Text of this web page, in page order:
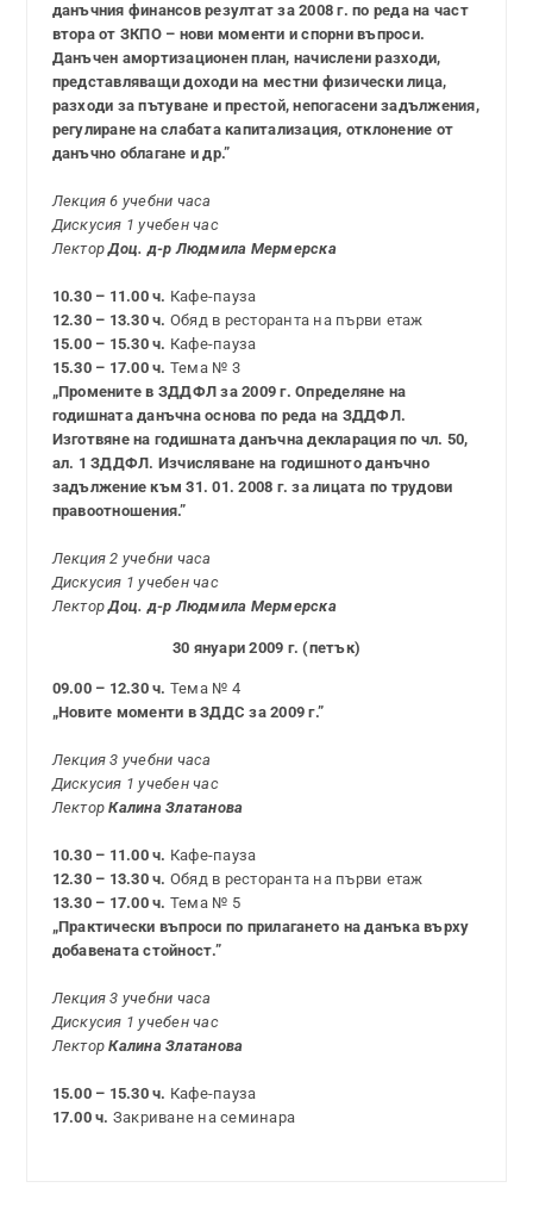
данъчния финансов резултат за 2008 г. по реда на част
втора от ЗКПО – нови моменти и спорни въпроси.
Данъчен амортизационен план, начислени разходи,
представляващи доходи на местни физически лица,
разходи за пътуване и престой, непогасени задължения,
регулиране на слабата капитализация, отклонение от
данъчно облагане и др.”
Лекция 6 учебни часа
Дискусия 1 учебен час
ЛекторДоц. д-р Людмила Мермерска
10.30 – 11.00 ч. Кафе-пауза
12.30 – 13.30 ч. Обяд в ресторанта на първи етаж
15.00 – 15.30 ч. Кафе-пауза
15.30 – 17.00 ч. Тема № 3
„Промените в ЗДДФЛ за 2009 г. Определяне на
годишната данъчна основа по реда на ЗДДФЛ.
Изготвяне на годишната данъчна декларация по чл. 50,
ал. 1 ЗДДФЛ. Изчисляване на годишното данъчно
задължение към 31. 01. 2008 г. за лицата по трудови
правоотношения.”
Лекция 2 учебни часа
Дискусия 1 учебен час
ЛекторДоц. д-р Людмила Мермерска
30 януари 2009 г. (петък)
09.00 – 12.30 ч. Тема № 4
„Новите моменти в ЗДДС за 2009 г.”
Лекция 3 учебни часа
Дискусия 1 учебен час
ЛекторКалина Златанова
10.30 – 11.00 ч. Кафе-пауза
12.30 – 13.30 ч. Обяд в ресторанта на първи етаж
13.30 – 17.00 ч. Тема № 5
„Практически въпроси по прилагането на данъка върху
добавената стойност.”
Лекция 3 учебни часа
Дискусия 1 учебен час
ЛекторКалина Златанова
15.00 – 15.30 ч. Кафе-пауза
17.00 ч. Закриване на семинара